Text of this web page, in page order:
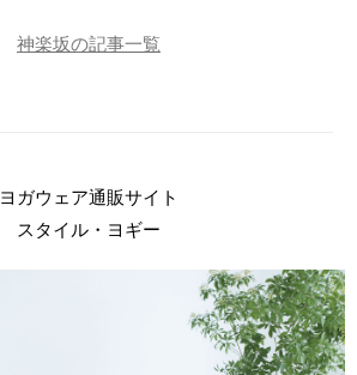
神楽坂の記事一覧
ヨガウェア通販サイト
スタイル・ヨギー